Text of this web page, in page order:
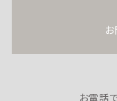
お電話